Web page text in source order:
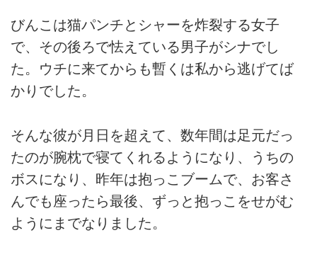
びんこは猫パンチとシャーを炸裂する女子
で、その後ろで怯えている男子がシナでし
た。ウチに来てからも暫くは私から逃げてば
かりでした。
そんな彼が月日を超えて、数年間は足元だっ
たのが腕枕で寝てくれるようになり、うちの
ボスになり、昨年は抱っこブームで、お客さ
んでも座ったら最後、ずっと抱っこをせがむ
ようにまでなりました。